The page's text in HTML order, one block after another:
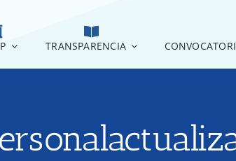
TRANSPARENCIA